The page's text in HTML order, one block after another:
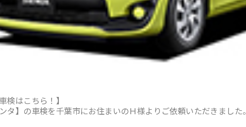
検はこちら！】
】の車検を千葉市にお住まいのＨ様よりご依頼いただきました。